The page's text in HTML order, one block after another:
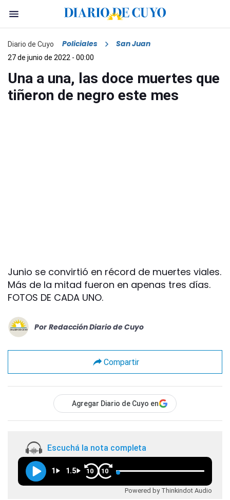
Diario de Cuyo Policiales San Juan
27 de junio de 2022 - 00:00
Una a una, las doce muertes que
tiñeron de negro este mes
Junio se convirtió en récord de muertes viales.
Más de la mitad fueron en apenas tres días.
FOTOS DE CADA UNO.
Por Redacción Diario de Cuyo
Compartir
Agregar Diario de Cuyo en
Escuchá la nota completa
1 1.5 10 10
Powered by Thinkindot Audio